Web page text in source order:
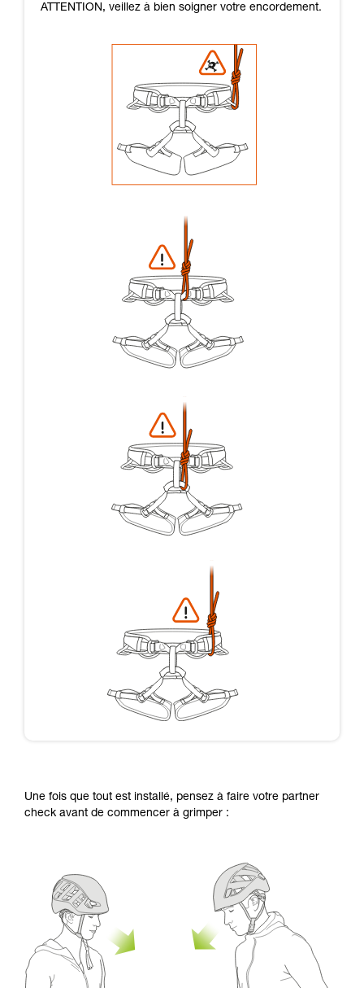
ATTENTION, veillez à bien soigner votre encordement.
Une fois que tout est installé, pensez à faire votre partner
check avant de commencer à grimper :